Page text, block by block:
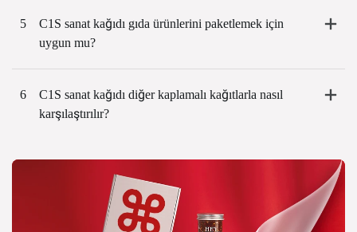
5
C1S sanat kağıdı gıda ürünlerini paketlemek için
uygun mu?
6
C1S sanat kağıdı diğer kaplamalı kağıtlarla nasıl
karşılaştırılır?